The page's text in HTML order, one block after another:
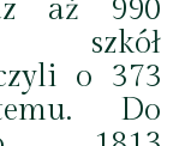
aż 990
szkół
o 373
Do